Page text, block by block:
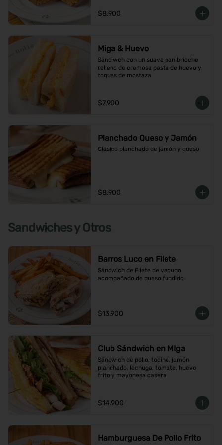
$8.900
Miga & Huevo
Sándiwch con un suave pan brioche
relleno de cremosa pasta de huevo y
toques de mostaza
$7.900
Planchado Queso y Jamón
Clásico planchado de jamón y queso
$8.900
Sandwiches y Otros
Barros Luco en Filete
Sándwich de Filete de vacuno
acompañado de queso fundido
$13.900
Club Sándwich en MIga
Sándwich de pollo, tocino, jamón
planchado, lechuga, tomate, huevo
frito y mayonesa casera
$14.900
Hamburguesa De Pollo Frito